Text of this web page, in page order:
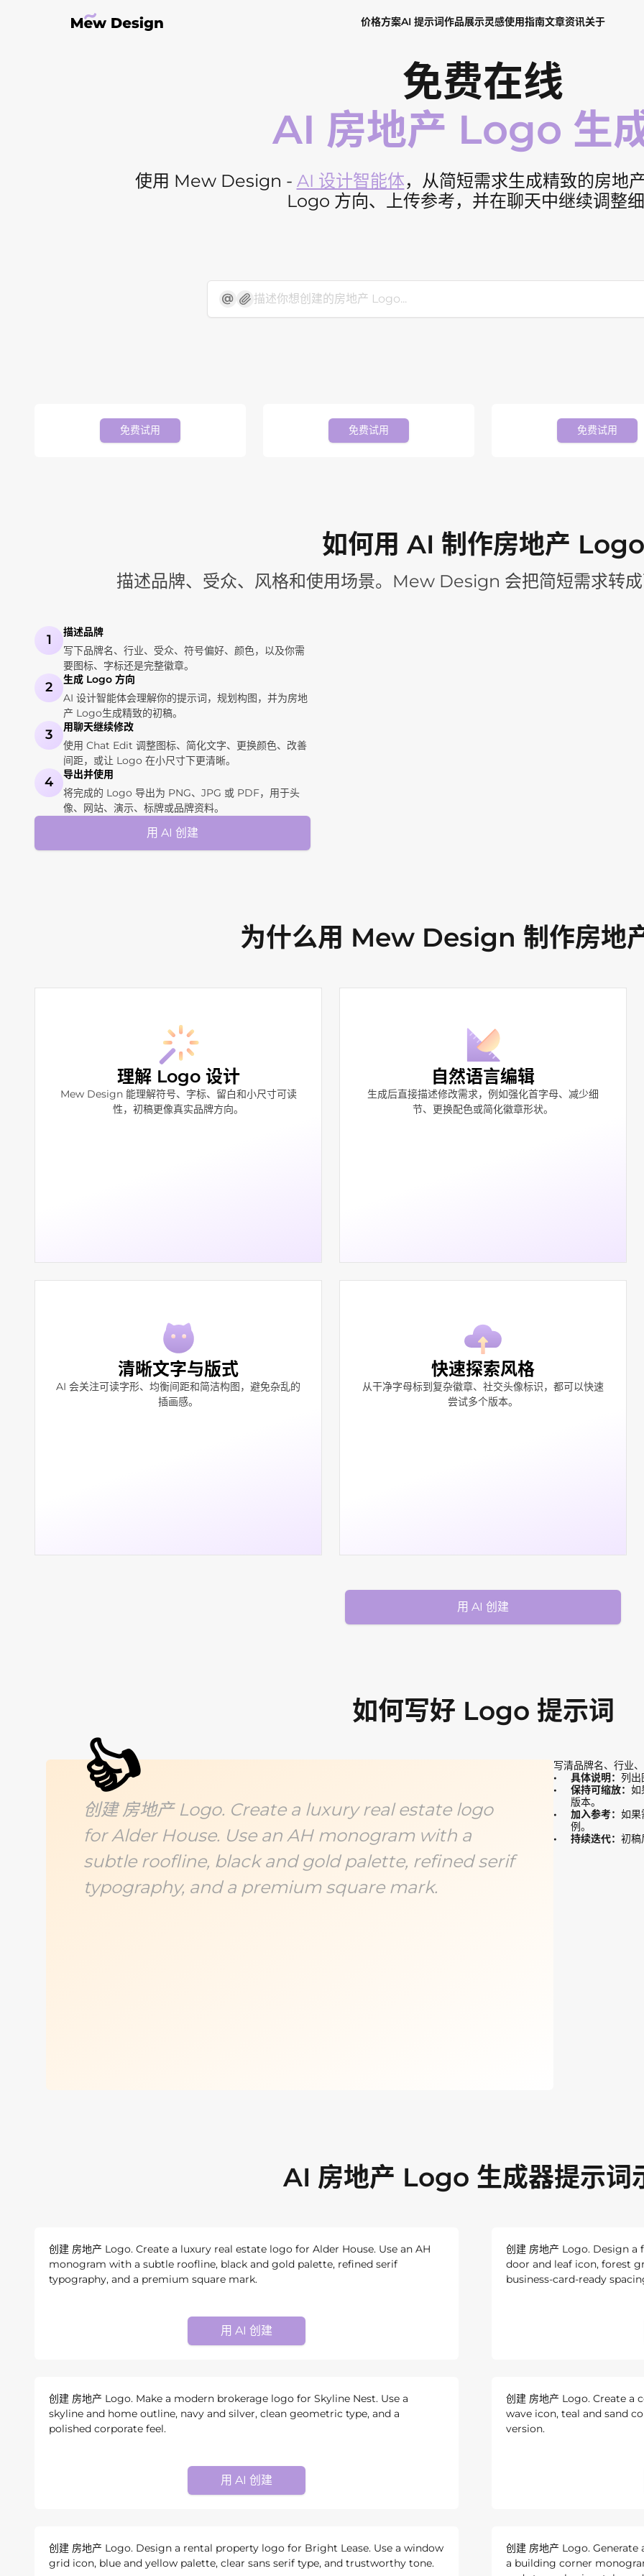
价格方案AI 提示词作品展示灵感使用指南文章资讯关于
免费在线
AI 房地产 Logo 生
使用 Mew Design - AI 设计智能体，从简短需求生成精致的房地
Logo 方向、上传参考，并在聊天中继续调整
免费试用 免费试用 免费试用
如何用 AI 制作房地产 Logo
描述品牌、受众、风格和使用场景。Mew Design 会把简短需求转
1
描述品牌
写下品牌名、行业、受众、符号偏好、颜色，以及你需
要图标、字标还是完整徽章。
2
生成 Logo 方向
AI 设计智能体会理解你的提示词，规划构图，并为房地
产 Logo生成精致的初稿。
3
用聊天继续修改
使用 Chat Edit 调整图标、简化文字、更换颜色、改善
间距，或让 Logo 在小尺寸下更清晰。
4
导出并使用
将完成的 Logo 导出为 PNG、JPG 或 PDF，用于头
像、网站、演示、标牌或品牌资料。
用 AI 创建
为什么用 Mew Design 制作房地
理解 Logo 设计
Mew Design 能理解符号、字标、留白和小尺寸可读
性，初稿更像真实品牌方向。
自然语言编辑
生成后直接描述修改需求，例如强化首字母、减少细
节、更换配色或简化徽章形状。
清晰文字与版式
AI 会关注可读字形、均衡间距和简洁构图，避免杂乱的
插画感。
快速探索风格
从干净字母标到复杂徽章、社交头像标识，都可以快速
尝试多个版本。
用 AI 创建
如何写好 Logo 提示词
创建 房地产 Logo. Create a luxury real estate logo
for Alder House. Use an AH monogram with a
subtle roofline, black and gold palette, refined serif
typography, and a premium square mark.
👍
写清品牌名、行业
具体说明： 列出
保持可缩放： 如
版本。
加入参考： 如果
例。
持续迭代： 初稿
AI 房地产 Logo 生成器提示词
创建 房地产 Logo. Create a luxury real estate logo for Alder House. Use an AH
monogram with a subtle roofline, black and gold palette, refined serif
typography, and a premium square mark.
用 AI 创建
创建 房地产 Logo. Design
door and leaf icon, forest
business-card-ready
创建 房地产 Logo. Make a modern brokerage logo for Skyline Nest. Use a
skyline and home outline, navy and silver, clean geometric type, and a
polished corporate feel.
用 AI 创建
创建 房地产 Logo. Create
wave icon, teal and sand
version.
创建 房地产 Logo. Design a rental property logo for Bright Lease. Use a window
grid icon, blue and yellow palette, clear sans serif type, and trustworthy tone.
创建 房地产 Logo.
a building corner